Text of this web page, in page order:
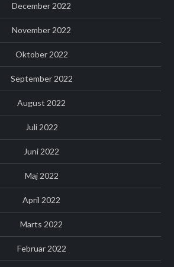
December 2022
November 2022
Oktober 2022
September 2022
August 2022
Juli 2022
Juni 2022
Maj 2022
April 2022
Marts 2022
Februar 2022